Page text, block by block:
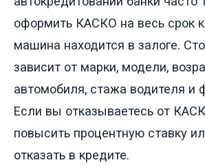
оформить КАСКО на весь срок
машина находится в залоге.
зависит от марки, модели,
автомобиля, стажа водителя и
Если вы отказываетесь от
повысить процентную ставку
отказать в кредите.